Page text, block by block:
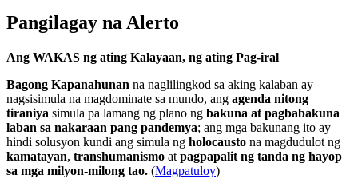
Pangilagay na Alerto
Ang WAKAS ng ating Kalayaan, ng ating Pag-iral
Bagong Kapanahunan na naglilingkod sa aking kalaban ay
nagsisimula na magdominate sa mundo, ang agenda nitong
tiraniya simula pa lamang ng plano ng bakuna at pagbabakuna
laban sa nakaraan pang pandemya; ang mga bakunang ito ay
hindi solusyon kundi ang simula ng holocausto na magdudulot ng
kamatayan, transhumanismo at pagpapalit ng tanda ng hayop
sa mga milyon-milong tao. (Magpatuloy)